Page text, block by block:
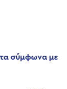
σύμφωνα με